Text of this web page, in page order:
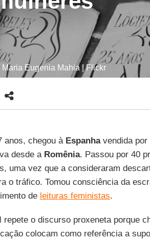
Maria Eugenia Mahia | Flickr
anos, chegou à Espanhavendida por
desde a Romênia. Passou por 40
uma vez que a consideraram
o tráfico. Tomou consciência da
de leituras feministas.
repete o discurso proxeneta porque
colocam como referência a